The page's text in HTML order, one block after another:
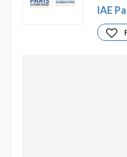
IAE